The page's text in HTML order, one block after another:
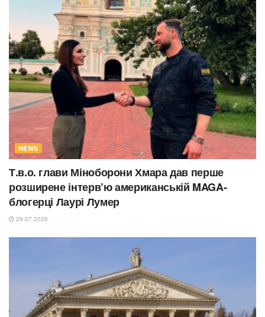
NEWS
Т.в.о. глави Міноборони Хмара дав перше
розширене інтерв’ю американській MAGA-
блогерці Лаурі Лумер
29.07.2026